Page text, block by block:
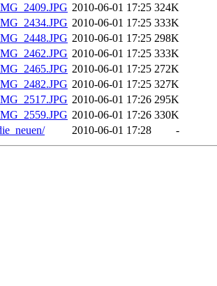
2010-06-01 17:25 324K
2010-06-01 17:25 333K
2010-06-01 17:25 298K
2010-06-01 17:25 333K
2010-06-01 17:25 272K
2010-06-01 17:25 327K
2010-06-01 17:26 295K
2010-06-01 17:26 330K
2010-06-01 17:28 -